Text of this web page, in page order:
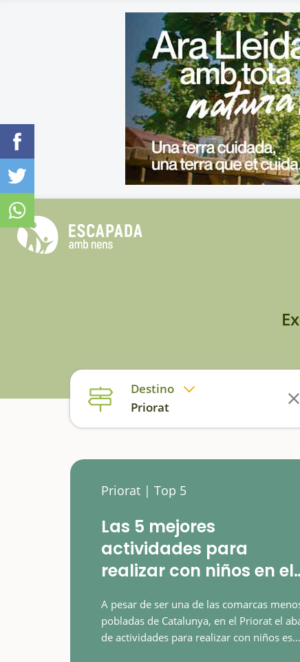
Destino
Priorat
Priorat | Top 5
Las 5 mejores
actividades para
realizar con niños en el
A pesar de ser una de las comarcas
pobladas de Catalunya, en el Priorat el
de actividades para realizar con niños es